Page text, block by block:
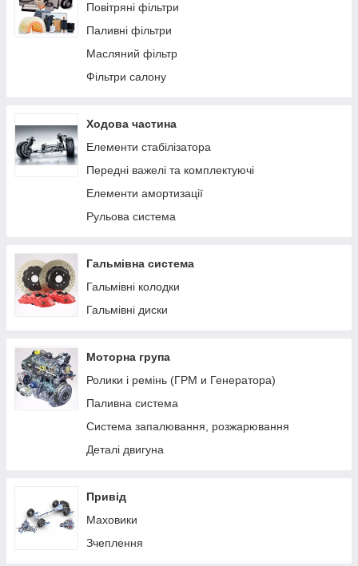
Повітряні фільтри
Паливні фільтри
Масляний фільтр
Фільтри салону
Ходова частина
Елементи стабілізатора
Передні важелі та комплектуючі
Елементи амортизації
Рульова система
Гальмівна система
Гальмівні колодки
Гальмівні диски
Моторна група
Ролики і ремінь (ГРМ и Генератора)
Паливна система
Система запалювання, розжарювання
Деталі двигуна
Привід
Маховики
Зчеплення